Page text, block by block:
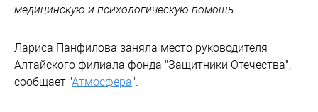
медицинскую и психологическую помощь
Лариса Панфилова заняла место руководителя
Алтайского филиала фонда "Защитники Отечества",
сообщает "Атмосфера".